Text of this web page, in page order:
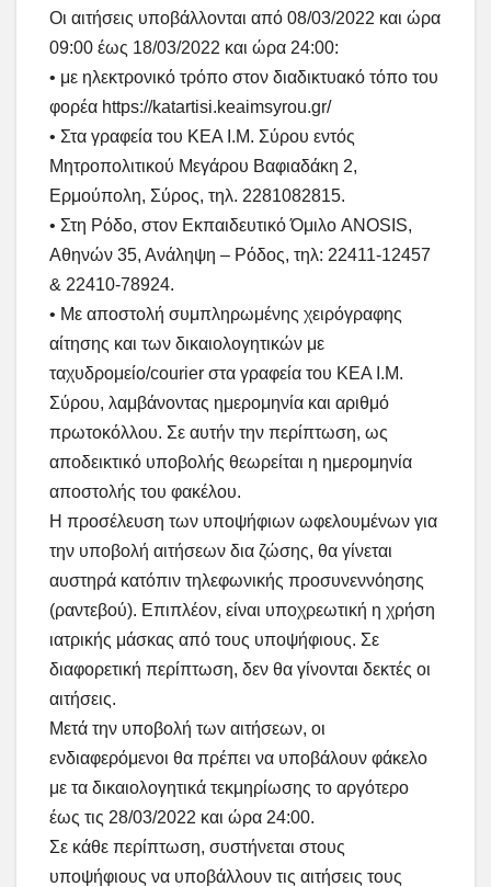
Οι αιτήσεις υποβάλλονται από 08/03/2022 και ώρα
09:00 έως 18/03/2022 και ώρα 24:00:
• με ηλεκτρονικό τρόπο στον διαδικτυακό τόπο του
φορέα https://katartisi.keaimsyrou.gr/
• Στα γραφεία του ΚΕΑ Ι.Μ. Σύρου εντός
Μητροπολιτικού Μεγάρου Βαφιαδάκη 2,
Ερμούπολη, Σύρος, τηλ. 2281082815.
• Στη Ρόδο, στον Εκπαιδευτικό Όμιλο ANOSIS,
Αθηνών 35, Ανάληψη – Ρόδος, τηλ: 22411-12457
& 22410-78924.
• Με αποστολή συμπληρωμένης χειρόγραφης
αίτησης και των δικαιολογητικών με
ταχυδρομείο/courier στα γραφεία του ΚΕΑ Ι.Μ.
Σύρου, λαμβάνοντας ημερομηνία και αριθμό
πρωτοκόλλου. Σε αυτήν την περίπτωση, ως
αποδεικτικό υποβολής θεωρείται η ημερομηνία
αποστολής του φακέλου.
Η προσέλευση των υποψήφιων ωφελουμένων για
την υποβολή αιτήσεων δια ζώσης, θα γίνεται
αυστηρά κατόπιν τηλεφωνικής προσυνεννόησης
(ραντεβού). Επιπλέον, είναι υποχρεωτική η χρήση
ιατρικής μάσκας από τους υποψήφιους. Σε
διαφορετική περίπτωση, δεν θα γίνονται δεκτές οι
αιτήσεις.
Μετά την υποβολή των αιτήσεων, οι
ενδιαφερόμενοι θα πρέπει να υποβάλουν φάκελο
με τα δικαιολογητικά τεκμηρίωσης το αργότερο
έως τις 28/03/2022 και ώρα 24:00.
Σε κάθε περίπτωση, συστήνεται στους
υποψήφιους να υποβάλλουν τις αιτήσεις τους